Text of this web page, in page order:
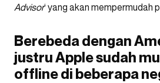
Advisor‘ yang akan mempermudah
Berebeda dengan
justru Apple sudah
offline di beberapa